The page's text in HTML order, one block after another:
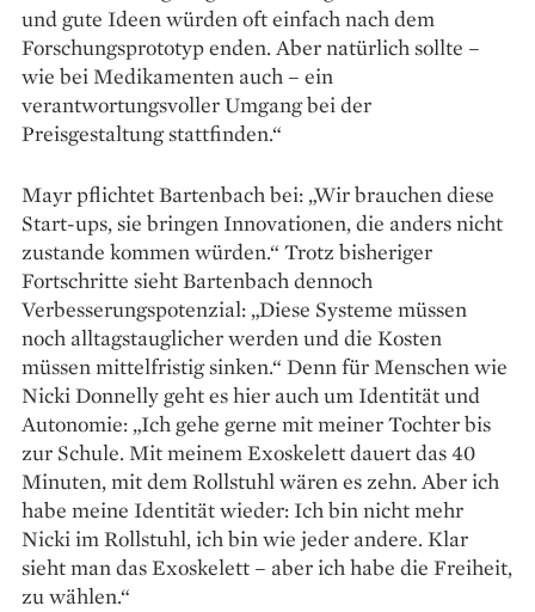
und gute Ideen würden oft einfach nach dem
Forschungs­prototyp enden. Aber natürlich sollte –
wie bei Medikamenten auch – ein
verantwortungsvoller Umgang bei der
Preisgestaltung stattfinden.“
Mayr pflichtet Bartenbach bei: „Wir brauchen diese
Start-ups, sie bringen Innovationen, die anders nicht
zustande kommen würden.“ Trotz bisheriger
Fortschritte sieht Bartenbach dennoch
Verbesserungspotenzial: „Diese Systeme müssen
noch alltagstauglicher werden und die Kosten
müssen mittelfristig sinken.“ Denn für Menschen wie
Nicki Donnelly geht es hier auch um Identität und
Autonomie: „Ich gehe gerne mit meiner Tochter bis
zur Schule. Mit meinem Exoskelett dauert das 40
Minuten, mit dem Rollstuhl wären es zehn. Aber ich
habe meine Identität wieder: Ich bin nicht mehr
Nicki im Rollstuhl, ich bin wie jeder andere. Klar
sieht man das Exoskelett – aber ich habe die Freiheit,
zu wählen.“